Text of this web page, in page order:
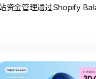
资金管理通过Shopify